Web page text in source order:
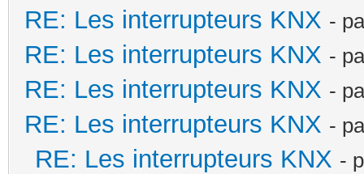
RE: Les interrupteurs KNX -
RE: Les interrupteurs KNX -
RE: Les interrupteurs KNX -
RE: Les interrupteurs KNX -
RE: Les interrupteurs KNX -